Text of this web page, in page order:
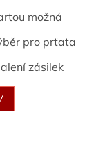
možná
pro prťata
zásilek